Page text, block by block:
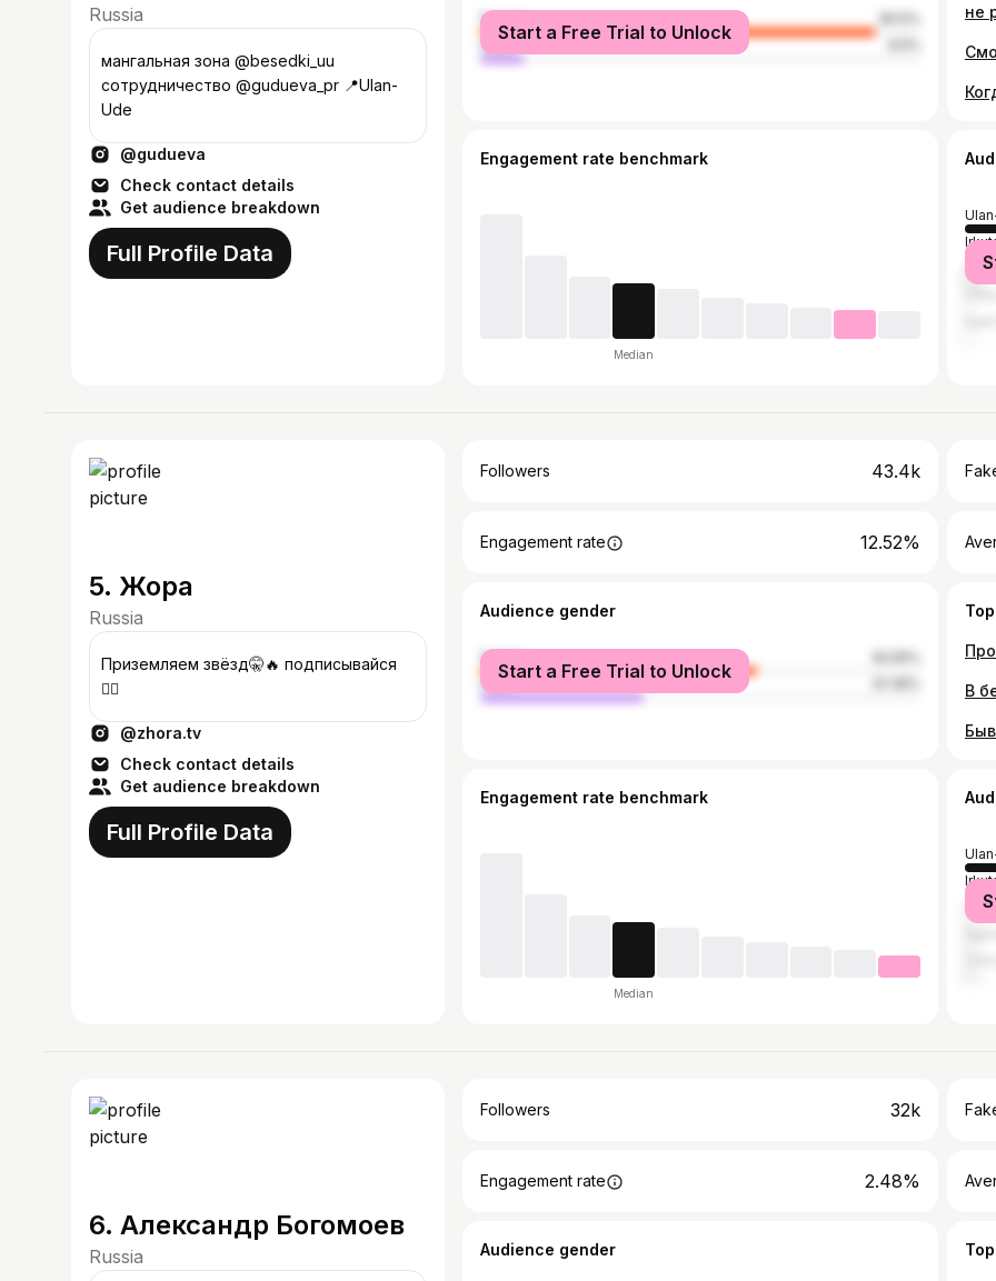
Russia
мангальная зона @besedki_uu
сотрудничество @gudueva_pr 📍Ulan-
Ude
@gudueva
Check contact details
Get audience breakdown
Full Profile Data
female
male
Start a Free Trial to Unlock
Engagement rate benchmark
Median
5. Жора
Russia
Приземляем звёзд🤫🔥 подписывайся
👇🏼
@zhora.tv
Check contact details
Get audience breakdown
Full Profile Data
Followers 43.4k
Engagement rate 12.52%
Audience gender
female
male
Start a Free Trial to Unlock
В
Engagement rate benchmark
Median
6. Александр Богомоев
Russia
Followers 32k
Engagement rate 2.48%
Audience gender